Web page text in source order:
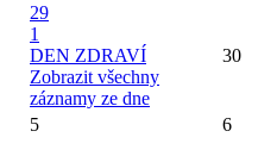
29
1
DEN ZDRAVÍ
Zobrazit všechny
záznamy ze dne
30
5 6